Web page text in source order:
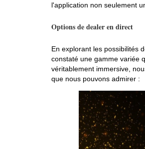
l'application non seulement
Options de dealer en direct
En explorant les possibilités
constaté une gamme variée
véritablement immersive,
que nous pouvons admirer :